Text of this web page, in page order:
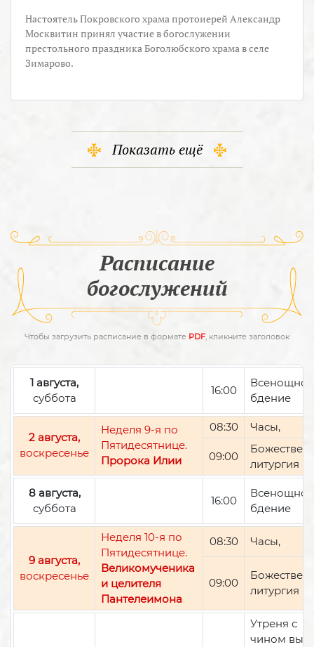
Настоятель Покровского храма протоиерей Александр
Москвитин принял участие в богослужении
престольного праздника Боголюбского храма в селе
Зимарово.
Показать ещё
Расписание
богослужений
Чтобы загрузить расписание в формате PDF, кликните заголовок
1 августа,
суббота
16:00
Всенощное
бдение
2 августа,
воскресенье
Неделя 9-я по
Пятидесятнице.
Пророка Илии
08:30 Часы,
09:00
литургия
8 августа,
суббота
16:00
Всенощное
бдение
9 августа,
воскресенье
Неделя 10-я по
Пятидесятнице.
Великомученика
и целителя
Пантелеимона
08:30 Часы,
09:00
литургия
Утреня с
чином